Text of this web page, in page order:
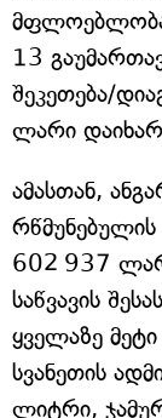
13
შეკეთება/
ლარი
ამასთან,
602 937
საწვავის
ყველაზე
სვანეთის
ლიტრი,